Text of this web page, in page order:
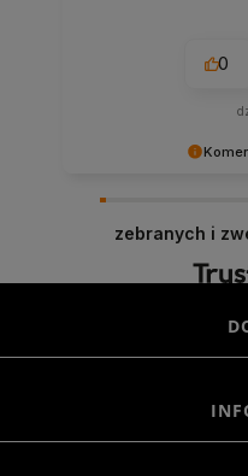
w naszym sklepie
serdecznymi
0
zebranych i